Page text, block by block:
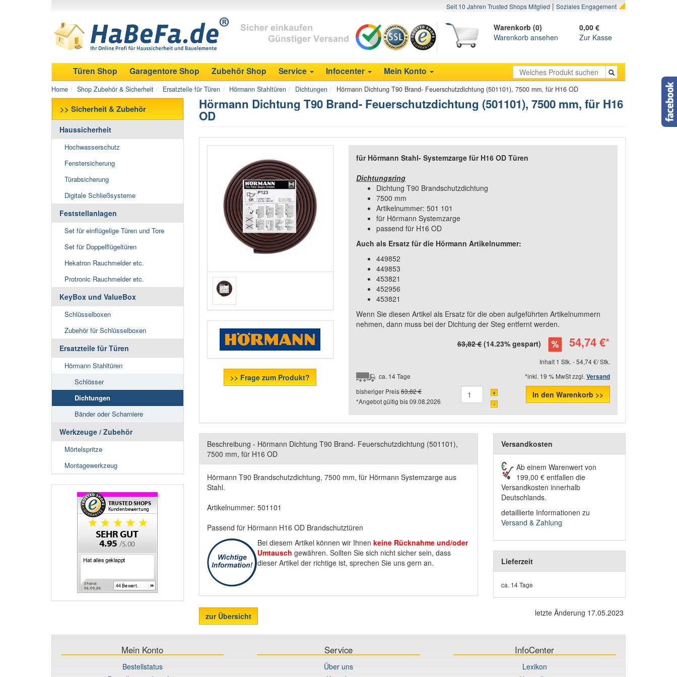
Seit 10 Jahren Trusted Shops Mitglied | Soziales Engagement
Warenkorb (0)
0,00 €
Warenkorb ansehen
Zur Kasse
Türen Shop Garagentore Shop Zubehör Shop Service Infocenter Mein Konto
Home Shop Zubehör & Sicherheit Ersatzteile für Türen Hörmann Stahltüren Dichtungen Hörmann Dichtung T90 Brand- Feuerschutzdichtung (501101), 7500 mm, für H16 OD
>> Sicherheit & Zubehör
Haussicherheit
Hochwasserschutz
Fenstersicherung
Türabsicherung
Digitale Schließsysteme
Feststellanlagen
Set für einflügelige Türen und Tore
Set für Doppelflügeltüren
Hekatron Rauchmelder etc.
Protronic Rauchmelder etc.
KeyBox und ValueBox
Schlüsselboxen
Zubehör für Schlüsselboxen
Ersatzteile für Türen
Hörmann Stahltüren
Schlösser
Dichtungen
Bänder oder Scharniere
Werkzeuge / Zubehör
Mörtelspritze
Montagewerkzeug
Hörmann Dichtung T90 Brand- Feuerschutzdichtung (501101), 7500 mm, für H16
OD
>> Frage zum Produkt?
für Hörmann Stahl- Systemzarge für H16 OD Türen
Dichtungsring
Dichtung T90 Brandschutzdichtung
7500 mm
Artikelnummer: 501 101
für Hörmann Systemzarge
passend für H16 OD
Auch als Ersatz für die Hörmann Artikelnummer:
449852
449853
453821
452956
453821
Wenn Sie diesen Artikel als Ersatz für die oben aufgeführten Artikelnummern
nehmen, dann muss bei der Dichtung der Steg entfernt werden.
63,82 €(14.23% gespart) 54,74 €*
Inhalt 1 Stk. - 54,74 €/ Stk.
ca. 14 Tage
*inkl. 19 % MwSt zzgl.Versand
bisheriger Preis63,82 €
*Angebot gültig bis09.08.2026
+
-
In den Warenkorb >>
Beschreibung - Hörmann Dichtung T90 Brand- Feuerschutzdichtung (501101),
7500 mm, für H16 OD
Hörmann T90 Brandschutzdichtung, 7500 mm, für Hörmann Systemzarge aus
Stahl.
Artikelnummer: 501101
Passend für Hörmann H16 OD Brandschutztüren
Bei diesem Artikel können wir Ihnen keine Rücknahme und/oder
Umtausch gewähren. Sollten Sie sich nicht sicher sein, dass
dieser Artikel der richtige ist, sprechen Sie uns gern an.
Versandkosten
Ab einem Warenwert von
199,00 € entfallen die
Versandkosten innerhalb
Deutschlands.
detaillierte Informationen zu
Versand & Zahlung
Lieferzeit
ca. 14 Tage
zur Übersicht letzte Änderung 17.05.2023
Mein Konto
Bestellstatus
Service
Über uns
InfoCenter
Lexikon